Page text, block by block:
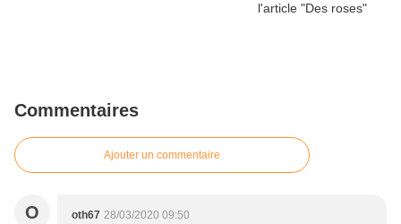
Commentaires
Ajouter un commentaire
O oth67 28/03/2020 09:50